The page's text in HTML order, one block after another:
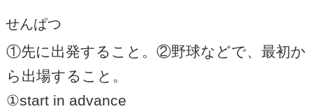
せんぱつ
①先に出発すること。②野球などで、最初か
ら出場すること。
①start in advance